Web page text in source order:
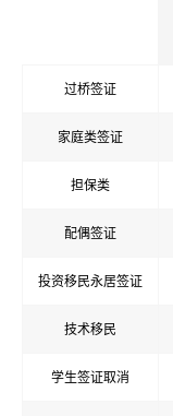
过桥签证
家庭类签证
担保类
配偶签证
投资移民永居签证
技术移民
学生签证取消